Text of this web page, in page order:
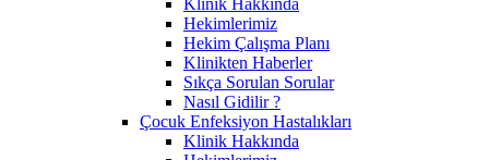
Hekimlerimiz
Hekim Çalışma Planı
Klinikten Haberler
Sıkça Sorulan Sorular
Nasıl Gidilir ?
Çocuk Enfeksiyon Hastalıkları
Klinik Hakkında